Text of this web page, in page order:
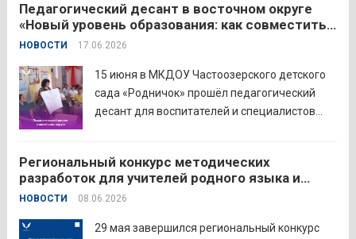
проводят всероссийскую акцию «Память
священна». 22 июня 2026 года Россия
отмечает 85-ю годовщину начала Великой
Отечественной войны. Просим на страницах
школ в...
Педагогический десант в восточном округе
«Новый уровень образования: как совместить
качество и эффективность»
НОВОСТИ 17.06.2026
15 июня в МКДОУ Частоозерского детского
сада «Родничок» прошёл педагогический
десант для воспитателей и специалистов
педагогов восточного округа для повышения
профессиональных компетенций и
знакомства с актуальными подходами к
работе с детьми....
Региональный конкурс методических
разработок для учителей родного языка и
родной литературы
НОВОСТИ 08.06.2026
29 мая завершился региональный конкурс